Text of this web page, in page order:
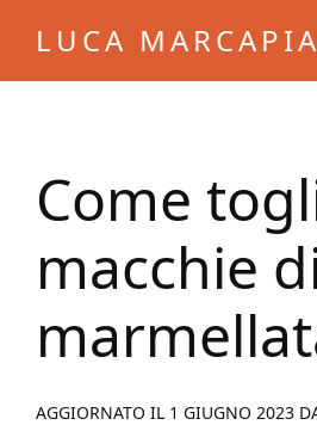
LUCA
Blog
Marcapiano
Come
macchie
AGGIORNATO IL 1 GIUGNO 2023